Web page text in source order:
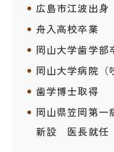
広島市江波出身
舟入高校卒業
岡山大学歯学部
岡山大学病院（
歯学博士取得
岡山県笠岡第
新設 医長就任